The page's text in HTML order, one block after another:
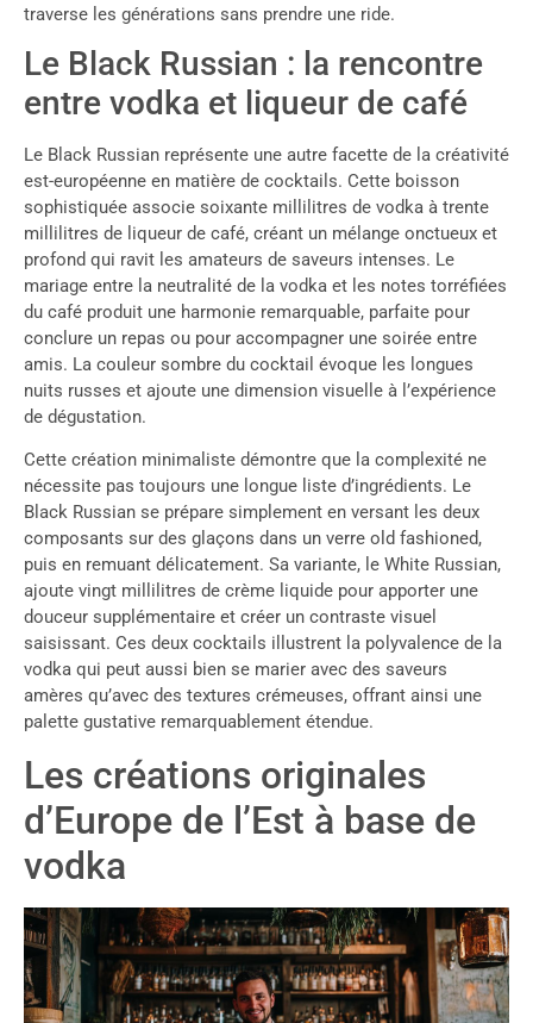
traverse les générations sans prendre une ride.
Le Black Russian : la rencontre
entre vodka et liqueur de café
Le Black Russian représente une autre facette de la créativité
est-européenne en matière de cocktails. Cette boisson
sophistiquée associe soixante millilitres de vodka à trente
millilitres de liqueur de café, créant un mélange onctueux et
profond qui ravit les amateurs de saveurs intenses. Le
mariage entre la neutralité de la vodka et les notes torréfiées
du café produit une harmonie remarquable, parfaite pour
conclure un repas ou pour accompagner une soirée entre
amis. La couleur sombre du cocktail évoque les longues
nuits russes et ajoute une dimension visuelle à l’expérience
de dégustation.
Cette création minimaliste démontre que la complexité ne
nécessite pas toujours une longue liste d’ingrédients. Le
Black Russian se prépare simplement en versant les deux
composants sur des glaçons dans un verre old fashioned,
puis en remuant délicatement. Sa variante, le White Russian,
ajoute vingt millilitres de crème liquide pour apporter une
douceur supplémentaire et créer un contraste visuel
saisissant. Ces deux cocktails illustrent la polyvalence de la
vodka qui peut aussi bien se marier avec des saveurs
amères qu’avec des textures crémeuses, offrant ainsi une
palette gustative remarquablement étendue.
Les créations originales
d’Europe de l’Est à base de
vodka